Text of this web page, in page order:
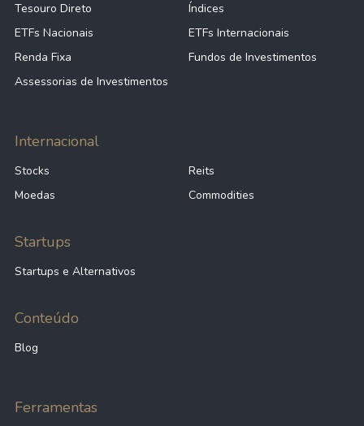
Tesouro Direto
Índices
ETFs Nacionais
ETFs Internacionais
Renda Fixa
Fundos de Investimentos
Assessorias de Investimentos
Internacional
Stocks
Reits
Moedas
Commodities
Startups
Startups e Alternativos
Conteúdo
Blog
Ferramentas